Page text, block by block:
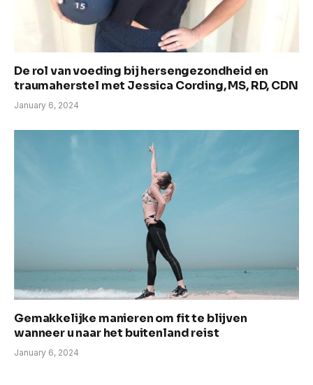
De rol van voeding bij hersengezondheid en
traumaherstel met Jessica Cording, MS, RD, CDN
January 6, 2024
Gemakkelijke manieren om fit te blijven
wanneer u naar het buitenland reist
January 6, 2024